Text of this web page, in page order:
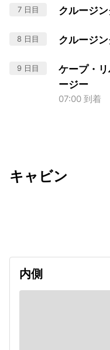
7 日目 クルージ
8 日目 クルージ
9 日目
ケープ・
ージー
07:00 到着
キャビン
内側